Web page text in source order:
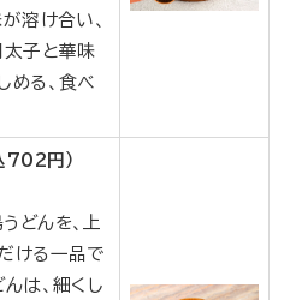
溶け合い、
太子と華味
める、食べ
702円）
どんを、上
ける一品で
は、細くし